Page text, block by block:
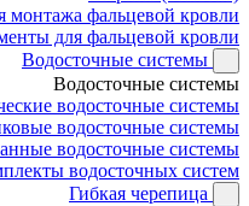
монтажа фальцевой кровли
для фальцевой кровли
Водосточные системы
Водосточные системы
водосточные системы
водосточные системы
водосточные системы
водосточных систем
Гибкая черепица